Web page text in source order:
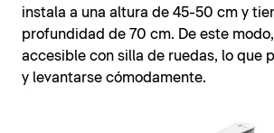
instala a una altura de 45-50 cm y
profundidad de 70 cm. De este
accesible con silla de ruedas, lo que
y levantarse cómodamente.